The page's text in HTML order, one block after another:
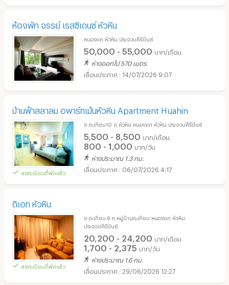
ห้องพัก จรรย์ เรสซิเดนซ์ หัวหิน
หนองแก หัวหิน ประจวบคีรีขันธ์
50,000 - 55,000 บาท/เดือน
ห่างออกไป 570 เมตร
14/07/2026 9:07
บ้านฟ้าสลาลม อพาร์ทเม้นหัวหิน Apartment Huahin
ลงทะเบียนที่พักแล้ว
ซ.ตะเกียบ10 ถ.หัวหิน หนองแก หัวหิน ประจวบคีรีขันธ์
5,500 - 8,500 บาท/เดือน
800 - 1,000 บาท/วัน
ห่างประมาณ 1.3 กม.
06/07/2026 4:17
ดิเอท หัวหิน
ลงทะเบียนที่พักแล้ว
ซ.ตะเกียบ 8 ถ.หมู่บ้านตะเกียบ หนองแก หัวหิน
ประจวบคีรีขันธ์
20,200 - 24,200 บาท/เดือน
1,700 - 2,375 บาท/วัน
ห่างประมาณ 1.6 กม.
29/06/2026 12:27